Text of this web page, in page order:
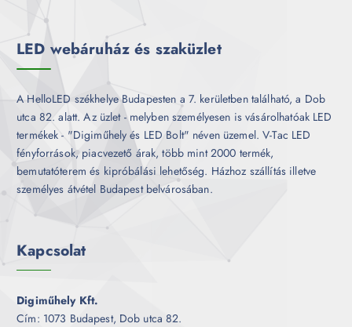
LED webáruház és szaküzlet
A HelloLED székhelye Budapesten a 7. kerületben található, a Dob
utca 82. alatt. Az üzlet - melyben személyesen is vásárolhatóak LED
termékek - "Digiműhely és LED Bolt" néven üzemel. V-Tac LED
fényforrások, piacvezető árak, több mint 2000 termék,
bemutatóterem és kipróbálási lehetőség. Házhoz szállítás illetve
személyes átvétel Budapest belvárosában.
Kapcsolat
Digiműhely Kft.
Cím: 1073 Budapest, Dob utca 82.